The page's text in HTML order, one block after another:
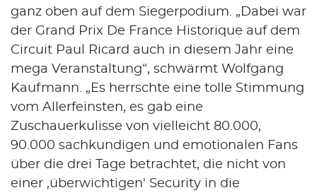
ganz oben auf dem Siegerpodium. „Dabei war
der Grand Prix De France Historique auf dem
Circuit Paul Ricard auch in diesem Jahr eine
mega Veranstaltung“, schwärmt Wolfgang
Kaufmann. „Es herrschte eine tolle Stimmung
vom Allerfeinsten, es gab eine
Zuschauerkulisse von vielleicht 80.000,
90.000 sachkundigen und emotionalen Fans
über die drei Tage betrachtet, die nicht von
einer ,überwichtigen' Security in die